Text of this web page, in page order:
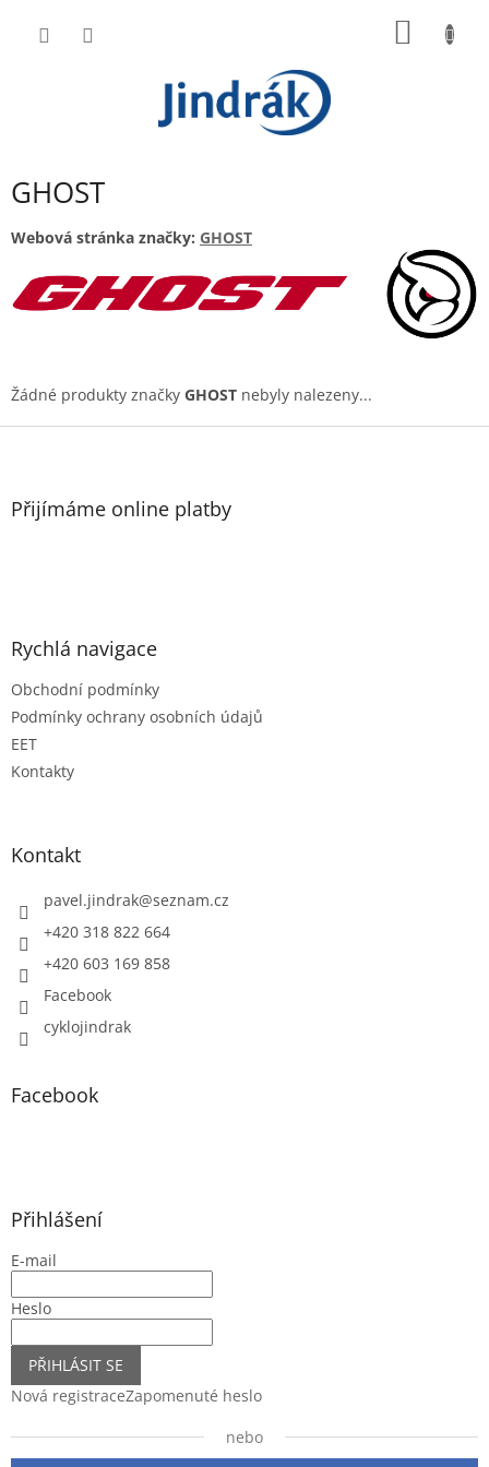
GHOST
Webová stránka značky: GHOST
Žádné produkty značky GHOST nebyly nalezeny...
Z
Přijímáme online platby
Rychlá navigace
Obchodní podmínky
Podmínky ochrany osobních údajů
EET
Kontakty
Kontakt
pavel.jindrak@seznam.cz
+420 318 822 664
+420 603 169 858
Facebook
cyklojindrak
Facebook
Přihlášení
E-mail
Heslo
PŘIHLÁSIT SE
Nová registraceZapomenuté heslo
nebo